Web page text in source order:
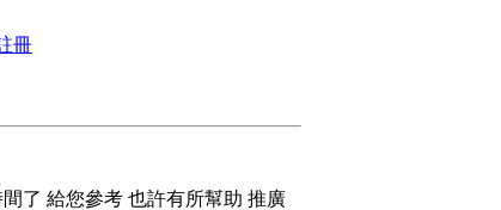
冊
了 給您參考 也許有所幫助 推廣